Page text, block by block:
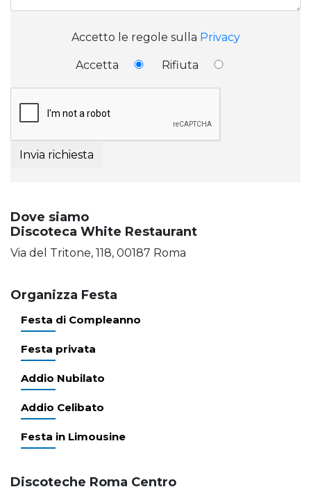
Accetto le regole sulla Privacy
Accetta Rifiuta
Invia richiesta
Dove siamo
Discoteca White Restaurant
Via del Tritone, 118, 00187 Roma
Organizza Festa
Festa di Compleanno
Festa privata
Addio Nubilato
Addio Celibato
Festa in Limousine
Discoteche Roma Centro